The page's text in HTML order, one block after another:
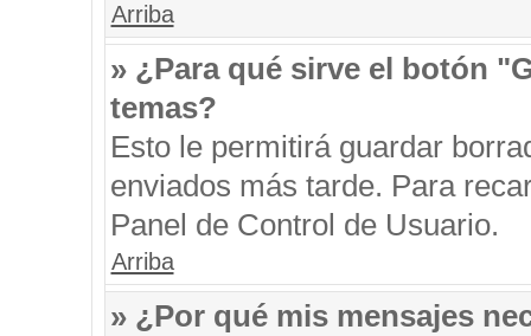
Arriba
» ¿Para qué sirve el botón
temas?
Esto le permitirá guardar
enviados más tarde. Para
Panel de Control de Usuario.
Arriba
» ¿Por qué mis mensajes